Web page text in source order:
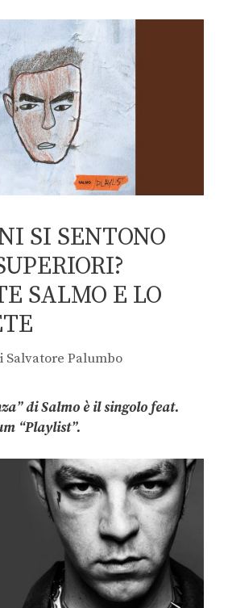
SI SENTONO
SALMO E LO
Salvatore Palumbo
di Salmo è il singolo feat.
“Playlist”.